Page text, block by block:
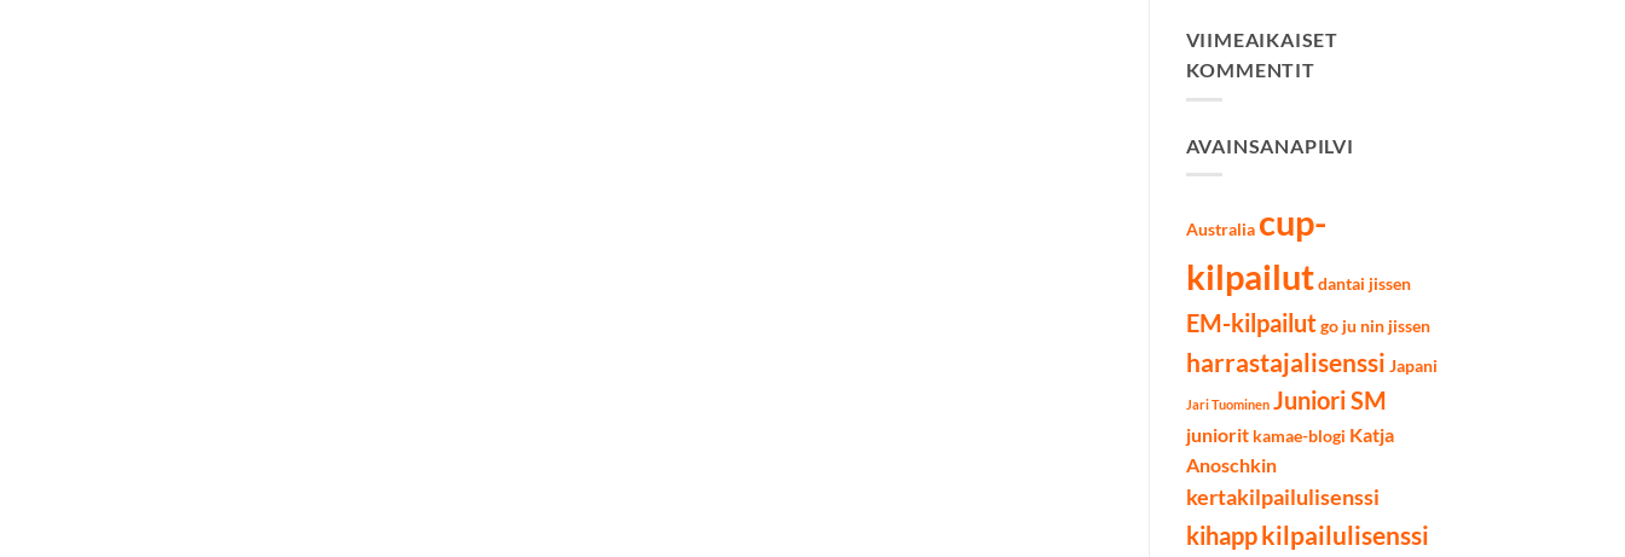
VIIMEAIKAISET
KOMMENTIT
AVAINSANAPILVI
Australia cup-
kilpailut dantai jissen
EM-kilpailut go ju nin jissen
harrastajalisenssi Japani
Jari Tuominen Juniori SM
juniorit kamae-blogi Katja
Anoschkin
kertakilpailulisenssi
kihappkilpailulisenssi